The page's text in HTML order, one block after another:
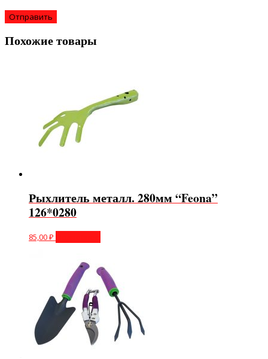
Похожие товары
Рыхлитель металл. 280мм “Feona”
126*0280
85,00₽